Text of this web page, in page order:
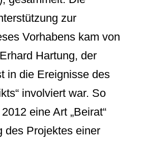
zur
Vorhabens kam von
Hartung, der
in die Ereignisse des
involviert war. So
eine Art „Beirat“
des Projektes einer